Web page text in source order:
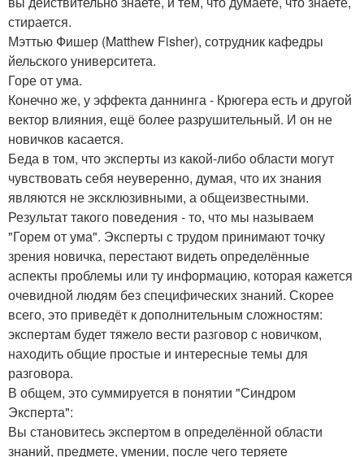
стирается.
Мэттью Фишер (Matthew Fisher), сотрудник кафедры
йельского университета.
Горе от ума.
Конечно же, у эффекта даннинга - Крюгера есть и другой
вектор влияния, ещё более разрушительный. И он не
новичков касается.
Беда в том, что эксперты из какой-либо области могут
чувствовать себя неуверенно, думая, что их знания
являются не эксклюзивными, а общеизвестными.
Результат такого поведения - то, что мы называем
"Горем от ума". Эксперты с трудом принимают точку
зрения новичка, перестают видеть определённые
аспекты проблемы или ту информацию, которая кажется
очевидной людям без специфических знаний. Скорее
всего, это приведёт к дополнительным сложностям:
экспертам будет тяжело вести разговор с новичком,
находить общие простые и интересные темы для
разговора.
В общем, это суммируется в понятии "Синдром
Эксперта":
Вы становитесь экспертом в определённой области
знаний, предмете, умении, после чего теряете